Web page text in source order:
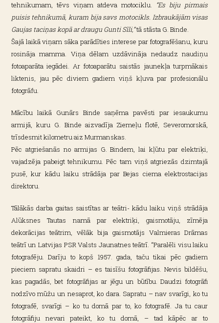
tehnikumam, tēvs viņam atdeva motociklu.
“Es biju pirmais
puisis tehnikumā, kuram bija savs motocikls. Izbraukājām visas
Gaujas taciņas kopā ar draugu Gunti Sīli,”tā stāsta G. Binde.
Šajā laikā viņam sāka parādīties interese par fotografēšanu, kuru
rosināja mamma. Viņa dēlam uzdāvināja nedaudz naudiņu
fotoaparāta iegādei. Ar fotoaparātu saistās jaunekļa turpmākais
liktenis, jau pēc diviem gadiem viņš kļuva par profesionālu
fotogrāfu.
Mācību laikā Gunārs Binde saņēma pavēsti par iesaukumu
armijā, kuru G. Binde aizvadīja Ziemeļu flotē, Severomorskā,
trīsdesmit kilometru aiz Murmanskas.
Pēc atgriešanās no armijas G. Bindem, lai kļūtu par elektriķi,
vajadzēja pabeigt tehnikumu. Pēc tam viņš atgriezās dzimtajā
pusē, kur kādu laiku strādāja par Bejas ciema elektrostacijas
direktoru.
Tālākās darba gaitas saistītas ar teātri- kādu laiku viņš strādāja
Alūksnes Tautas namā par elektriķi, gaismotāju, zīmēja
dekorācijas teātrim, vēlāk bija gaismotājs Valmieras Drāmas
teātrī un Latvijas PSR Valsts Jaunatnes teātrī. “Paralēli visu laiku
fotografēju. Darīju to kopš 1957. gada, taču tikai pēc gadiem
pieciem sapratu skaidri – es taisīšu fotogrāfijas. Nevis bildēšu,
kas pagadās, bet fotogrāfijas ar jēgu un būtību. Daudzi fotogrāfi
nodzīvo mūžu un nesaprot, ko dara. Sapratu – nav svarīgi, ko tu
fotografē, svarīgi – ko tu domā par to, ko fotografē. Ja tu caur
fotogrāfiju nevari pateikt, ko tu domā, – tad kāpēc ar to